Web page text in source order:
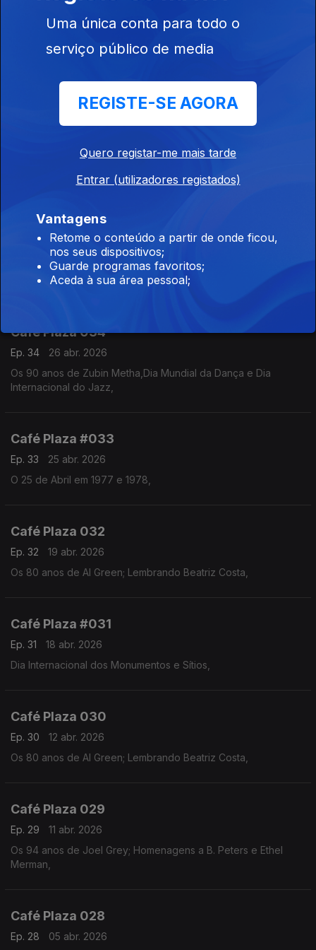
09 mai. 2026
Dia da Europa,
03 mai. 2026
Os 100 anos de David Attenborough; Músicas da Natureza,
Café Plaza #035
02 mai. 2026
Os 90 anos de "Pedro e o Lobo"; Os 40 anos da morte de Ruy
Coelho
Café Plaza 034
Ep. 34
26 abr. 2026
Os 90 anos de Zubin Metha,Dia Mundial da Dança e Dia
Internacional do Jazz,
Café Plaza #033
Ep. 33
25 abr. 2026
O 25 de Abril em 1977 e 1978,
Café Plaza 032
Ep. 32
19 abr. 2026
Os 80 anos de Al Green; Lembrando Beatriz Costa,
Café Plaza #031
Ep. 31
18 abr. 2026
Dia Internacional dos Monumentos e Sítios,
Café Plaza 030
Ep. 30
12 abr. 2026
Os 80 anos de Al Green; Lembrando Beatriz Costa,
Café Plaza 029
Ep. 29
11 abr. 2026
Os 94 anos de Joel Grey; Homenagens a B. Peters e Ethel
Merman,
Café Plaza 028
Ep. 28 05 abr. 2026
Uma única conta para todo o
serviço público de media
REGISTE-SE AGORA
Quero registar-me mais tarde
Entrar (utilizadores registados)
Vantagens
Retome o conteúdo a partir de onde ficou,
nos seus dispositivos;
Guarde programas favoritos;
Aceda à sua área pessoal;